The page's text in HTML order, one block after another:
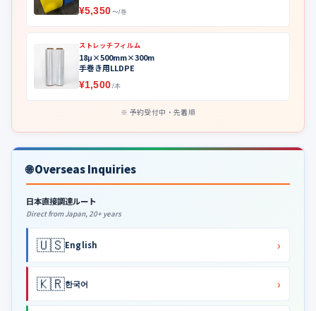
¥5,350 〜/巻
ストレッチフィルム
18μ×500mm×300m
手巻き用LLDPE
¥1,500 /本
予約受付中・先着順
🌐 Overseas Inquiries
日本直接調達ルート
Direct from Japan, 20+ years
🇺🇸English ›
🇰🇷한국어 ›